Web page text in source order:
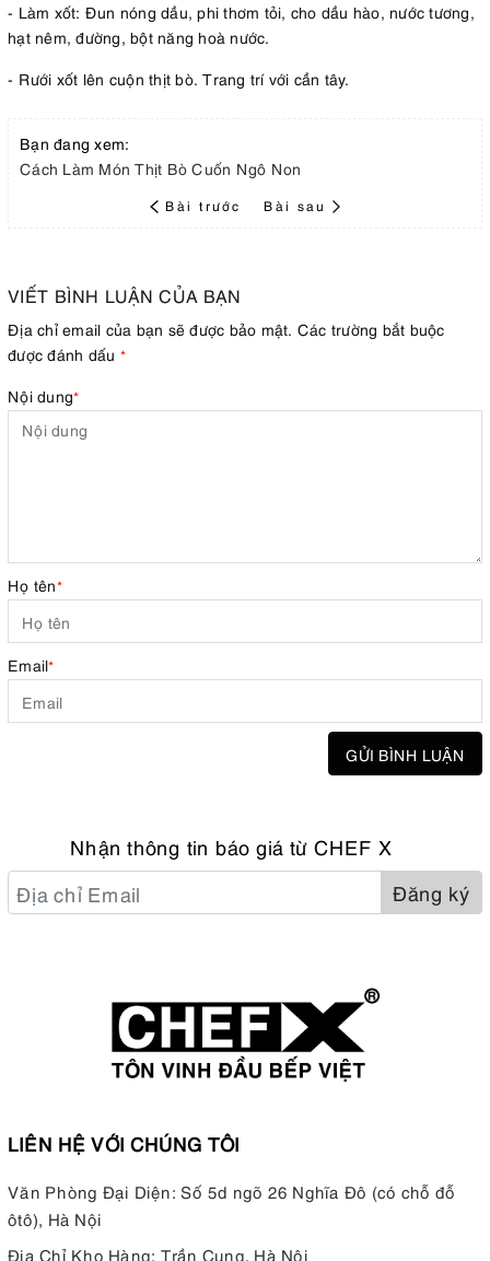
- Làm xốt: Đun nóng dầu, phi thơm tỏi, cho dầu hào, nước tương,
hạt nêm, đường, bột năng hoà nước.
- Rưới xốt lên cuộn thịt bò. Trang trí với cần tây.
Bạn đang xem:
Cách Làm Món Thịt Bò Cuốn Ngô Non
Bài trước Bài sau
VIẾT BÌNH LUẬN CỦA BẠN
Địa chỉ email của bạn sẽ được bảo mật. Các trường bắt buộc
được đánh dấu *
Nội dung*
Họ tên*
Email*
GỬI BÌNH LUẬN
Nhận thông tin báo giá từ CHEF X
Đăng ký
LIÊN HỆ VỚI CHÚNG TÔI
Văn Phòng Đại Diện: Số 5d ngõ 26 Nghĩa Đô (có chỗ đỗ
ôtô), Hà Nội
Địa Chỉ Kho Hàng: Trần Cung, Hà Nội